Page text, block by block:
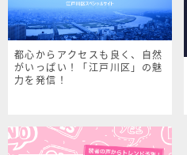
都心からアクセスも良く、自然
がいっぱい！「江戸川区」の魅
力を発信！